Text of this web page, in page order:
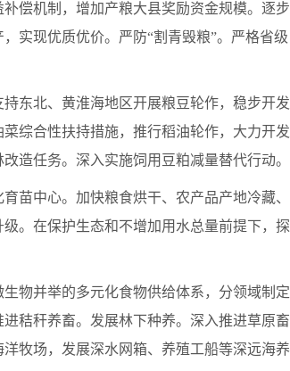
偿机制，增加产粮大县奖励资金规模。逐步
实现优质优价。严防“割青毁粮”。严格省级
东北、黄淮海地区开展粮豆轮作，稳步开发
综合性扶持措施，推行稻油轮作，大力开发
造任务。深入实施饲用豆粕减量替代行动。
苗中心。加快粮食烘干、农产品产地冷藏、
。在保护生态和不增加用水总量前提下，探
物并举的多元化食物供给体系，分领域制定
秸秆养畜。发展林下种养。深入推进草原畜
牧场，发展深水网箱、养殖工船等深远海养